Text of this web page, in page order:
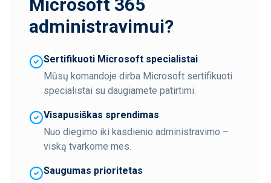
Microsoft 365
administravimui?
Sertifikuoti Microsoft specialistai
Mūsų komandoje dirba Microsoft sertifikuoti
specialistai su daugiamete patirtimi.
Visapusiškas sprendimas
Nuo diegimo iki kasdienio administravimo –
viską tvarkome mes.
Saugumas prioritetas